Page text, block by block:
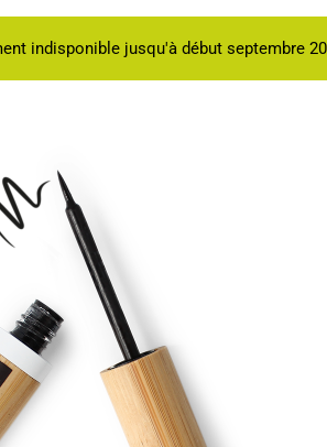
indisponible jusqu'à début septembre